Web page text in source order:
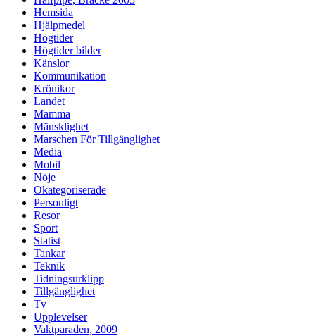
Hemsida
Hjälpmedel
Högtider
Högtider bilder
Känslor
Kommunikation
Krönikor
Landet
Mamma
Mänsklighet
Marschen För Tillgänglighet
Media
Mobil
Nöje
Okategoriserade
Personligt
Resor
Sport
Statist
Tankar
Teknik
Tidningsurklipp
Tillgänglighet
Tv
Upplevelser
Vaktparaden, 2009